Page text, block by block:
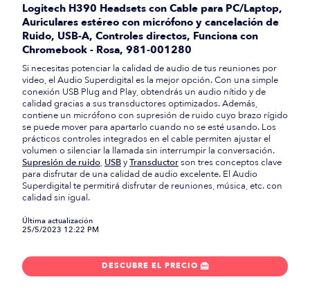
Logitech H390 Headsets con Cable para PC/Laptop,
Auriculares estéreo con micrófono y cancelación de
Ruido, USB-A, Controles directos, Funciona con
Chromebook - Rosa, 981-001280
Si necesitas potenciar la calidad de audio de tus reuniones por
video, el Audio Superdigital es la mejor opción. Con una simple
conexión USB Plug and Play, obtendrás un audio nítido y de
calidad gracias a sus transductores optimizados. Además,
contiene un micrófono con supresión de ruido cuyo brazo rígido
se puede mover para apartarlo cuando no se esté usando. Los
prácticos controles integrados en el cable permiten ajustar el
volumen o silenciar la llamada sin interrumpir la conversación.
Supresión de ruido, USByTransductorson tres conceptos clave
para disfrutar de una calidad de audio excelente. El Audio
Superdigital te permitirá disfrutar de reuniones, música, etc. con
calidad sin igual.
Última actualización
25/5/2023 12:22 PM
DESCUBRE EL PRECIO 